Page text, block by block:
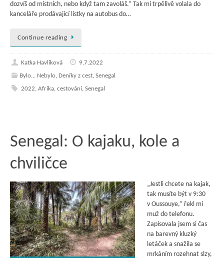
dozvíš od místních, nebo když tam zavoláš.“ Tak mi trpělivě volala do
kanceláře prodávající lístky na autobus do…
Continue reading
Katka Havlíková
9.7.2022
Bylo... Nebylo, Deníky z cest, Senegal
2022, Afrika, cestování, Senegal
Senegal: O kajaku, kole a
chviličce
„Jestli chcete na kajak,
tak musíte být v 9:30
v Oussouye,“ řekl mi
muž do telefonu.
Zapisovala jsem si čas
na barevný kluzký
letáček a snažila se
mrkáním rozehnat slzy,